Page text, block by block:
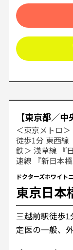
【東京都／中
＜東京メトロ
徒歩1分 東西線
鉄＞ 浅草線 『
速線 『新日本
ドクターズホワイト
東京日本
三越前駅徒歩
定医の一般、